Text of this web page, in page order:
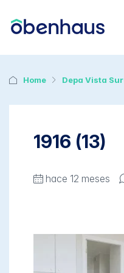
Home Depa Vista
1916 (13)
hace 12 meses